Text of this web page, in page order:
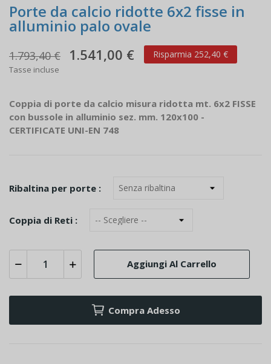
Porte da calcio ridotte 6x2 fisse in
alluminio palo ovale
1.793,40 € 1.541,00 € Risparmia 252,40 €
Tasse incluse
Coppia di porte da calcio misura ridotta mt. 6x2 FISSE
con bussole in alluminio sez. mm. 120x100 -
CERTIFICATE UNI-EN 748
Ribaltina per porte :
Coppia di Reti :
Aggiungi Al Carrello
Compra Adesso